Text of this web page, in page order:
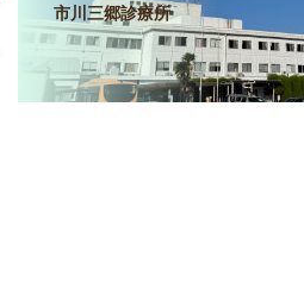
市川三郷診療所